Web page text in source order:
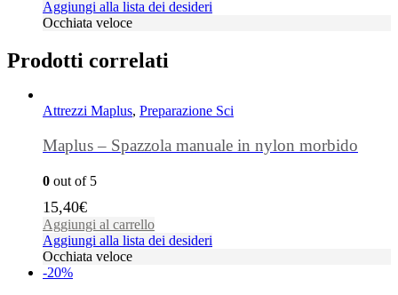
Aggiungi alla lista dei desideri
Occhiata veloce
Prodotti correlati
Attrezzi Maplus, Preparazione Sci
Maplus – Spazzola manuale in nylon morbido
0 out of 5
15,40€
Aggiungi al carrello
Aggiungi alla lista dei desideri
Occhiata veloce
-20%